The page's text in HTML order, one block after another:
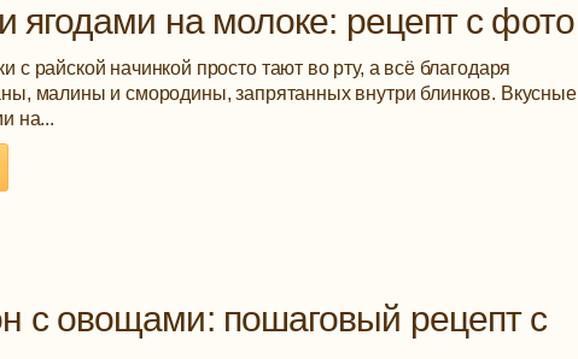
ягодами на молоке: рецепт с фото
с райской начинкой просто тают во рту, а всё благодаря
малины и смородины, запрятанных внутри блинков. Вкусные
на...
с овощами: пошаговый рецепт с